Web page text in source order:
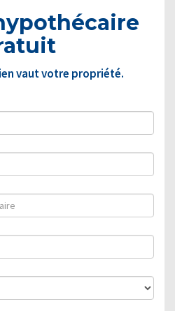
vaut votre propriété.